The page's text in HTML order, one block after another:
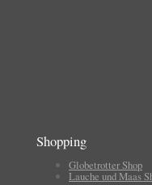
Shopping
Globetrotter Shop
Lauche und Maas